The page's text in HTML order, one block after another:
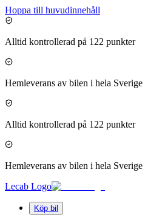
Hoppa till huvudinnehåll
Alltid kontrollerad på 122 punkter
Hemleverans av bilen i hela Sverige
Alltid kontrollerad på 122 punkter
Hemleverans av bilen i hela Sverige
Lecab Logo
Köp bil